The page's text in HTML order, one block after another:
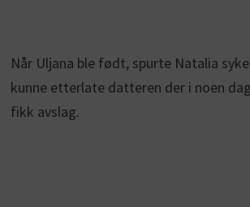
Når Uljana ble født, spurte Natalia
kunne etterlate datteren der i noen
fikk avslag.